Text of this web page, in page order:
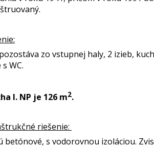
zo vstupnej haly, 2 izieb,
WC.
I. NP je 126 m2.
riešenie:
betónové, s vodorovnou izoláciou.